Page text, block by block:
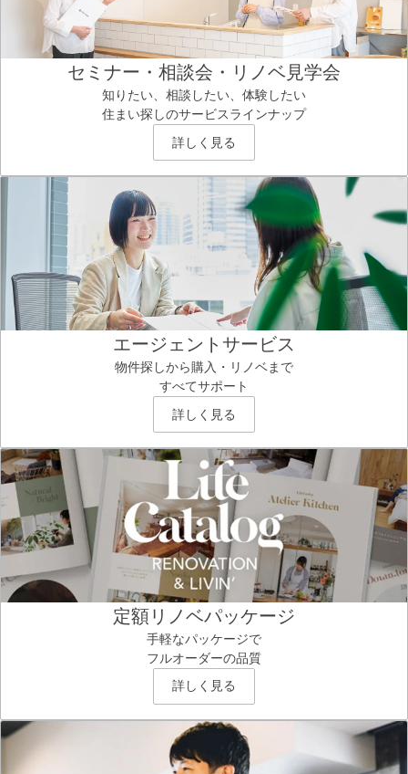
セミナー・相談会・リノベ見学会
知りたい、相談したい、体験したい
住まい探しのサービスラインナップ
詳しく見る
エージェントサービス
物件探しから購入・リノベまで
すべてサポート
詳しく見る
定額リノベパッケージ
手軽なパッケージで
フルオーダーの品質
詳しく見る